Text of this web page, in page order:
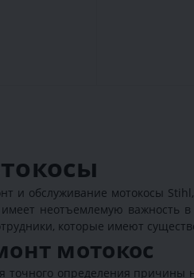
и обслуживание мотокосы
неотъемлемую
которые имеют
мотокос
определения причины